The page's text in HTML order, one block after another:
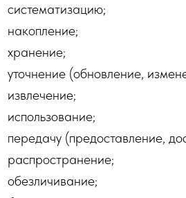
систематизацию;
накопление;
хранение;
уточнение (обновление,
извлечение;
использование;
передачу (предоставление,
распространение;
обезличивание;